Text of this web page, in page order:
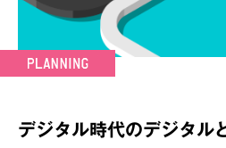
デジタル時代のデジタル